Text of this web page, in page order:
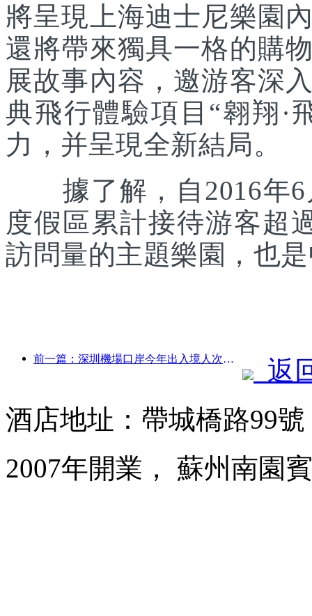
將呈現上海迪士尼樂園
還將帶來獨具一格的購
展故事內容，邀游客深
典飛行體驗項目“翱翔·
力，并呈現全新結局。
據了解，自2016年6
度假區累計接待游客超
訪問量的主題樂園，也
前一篇：深圳機場口岸今年出入境人次突破300萬，創歷史同期新高
返
酒店地址：帶城橋路99
2007年開業， 蘇州南